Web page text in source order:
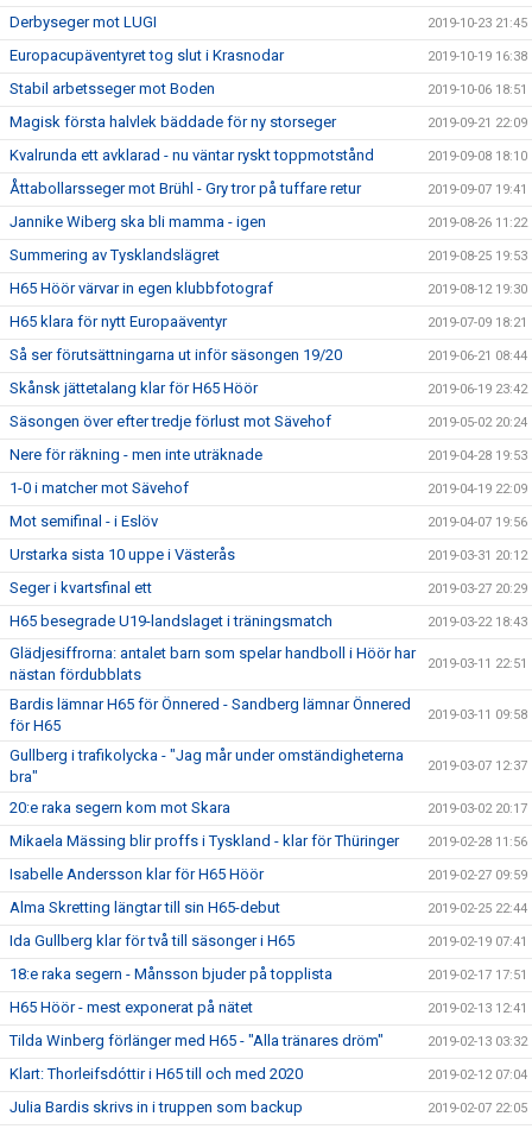
Derbyseger mot LUGI 2019-10-23 21:45
Europacupäventyret tog slut i Krasnodar 2019-10-19 16:38
Stabil arbetsseger mot Boden 2019-10-06 18:51
Magisk första halvlek bäddade för ny storseger 2019-09-21 22:09
Kvalrunda ett avklarad - nu väntar ryskt toppmotstånd 2019-09-08 18:10
Åttabollarsseger mot Brühl - Gry tror på tuffare retur 2019-09-07 19:41
Jannike Wiberg ska bli mamma - igen 2019-08-26 11:22
Summering av Tysklandslägret 2019-08-25 19:53
H65 Höör värvar in egen klubbfotograf 2019-08-12 19:30
H65 klara för nytt Europaäventyr 2019-07-09 18:21
Så ser förutsättningarna ut inför säsongen 19/20 2019-06-21 08:44
Skånsk jättetalang klar för H65 Höör 2019-06-19 23:42
Säsongen över efter tredje förlust mot Sävehof 2019-05-02 20:24
Nere för räkning - men inte uträknade 2019-04-28 19:53
1-0 i matcher mot Sävehof 2019-04-19 22:09
Mot semifinal - i Eslöv 2019-04-07 19:56
Urstarka sista 10 uppe i Västerås 2019-03-31 20:12
Seger i kvartsfinal ett 2019-03-27 20:29
H65 besegrade U19-landslaget i träningsmatch 2019-03-22 18:43
Glädjesiffrorna: antalet barn som spelar handboll i Höör har
nästan fördubblats
2019-03-11 22:51
Bardis lämnar H65 för Önnered - Sandberg lämnar Önnered
för H65
2019-03-11 09:58
Gullberg i trafikolycka - "Jag mår under omständigheterna
bra"
2019-03-07 12:37
20:e raka segern kom mot Skara 2019-03-02 20:17
Mikaela Mässing blir proffs i Tyskland - klar för Thüringer 2019-02-28 11:56
Isabelle Andersson klar för H65 Höör 2019-02-27 09:59
Alma Skretting längtar till sin H65-debut 2019-02-25 22:44
Ida Gullberg klar för två till säsonger i H65 2019-02-19 07:41
18:e raka segern - Månsson bjuder på topplista 2019-02-17 17:51
H65 Höör - mest exponerat på nätet 2019-02-13 12:41
Tilda Winberg förlänger med H65 - "Alla tränares dröm" 2019-02-13 03:32
Klart: Thorleifsdóttir i H65 till och med 2020 2019-02-12 07:04
Julia Bardis skrivs in i truppen som backup 2019-02-07 22:05